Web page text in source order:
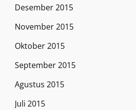
Desember 2015
November 2015
Oktober 2015
September 2015
Agustus 2015
Juli 2015